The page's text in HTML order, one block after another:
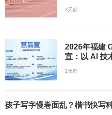
2天前
2026年福建
宣：以 AI 技
2天前
孩子写字慢卷面乱？楷书快写